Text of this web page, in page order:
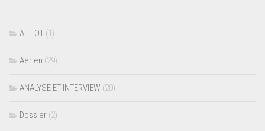
A FLOT (1)
Aérien (29)
ANALYSE ET INTERVIEW (20)
Dossier (2)